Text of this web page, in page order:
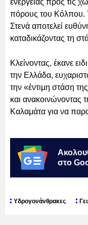
πόρους του Κόλπου.
Στενά αποτελεί
καταδικάζοντας τη
Κλείνοντας, έκανε
την Ελλάδα,
την «έντιμη στάση
και ανακοινώνοντας
Καλαμάτα για να
στο
Υδρογονάνθρακες